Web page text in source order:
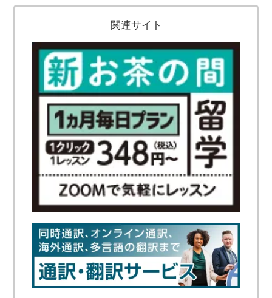
関連サイト